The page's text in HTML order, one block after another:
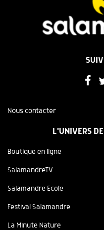
Nous contacter
L'UNIVERS
Boutique en ligne
SalamandreTV
Salamandre Ecole
Festival Salamandre
La Minute Nature